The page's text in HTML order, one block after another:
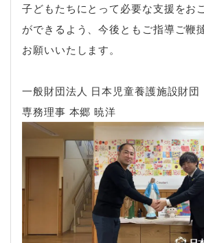
子どもたちにとって必要な支援をお
ができるよう、今後ともご指導ご鞭
お願いいたします。
一般財団法人 日本児童養護施設財団
専務理事 本郷 暁洋